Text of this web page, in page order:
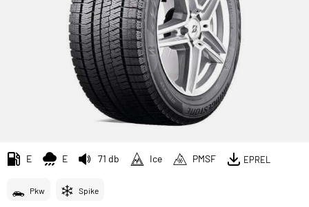
E E 71 db Ice PMSF EPREL
Pkw Spike